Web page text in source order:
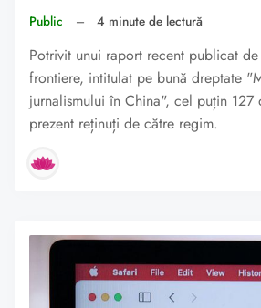
Public – 4 minute de lectură
Potrivit unui raport recent publicat
frontiere, intitulat pe bună dreptate
jurnalismului în China", cel puțin 127
prezent reținuți de către regim.